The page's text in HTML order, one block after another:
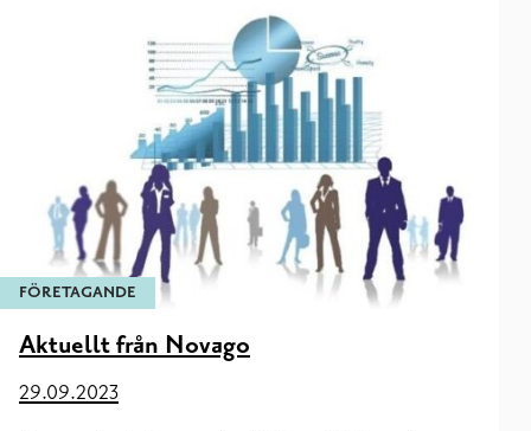
FÖRETAGANDE
Aktuellt från Novago
29.09.2023